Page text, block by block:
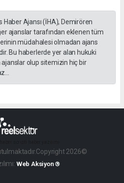
Haber Ajansı (İHA), Demirören
ajanslar tarafından eklenen tüm
müdahalesi olmadan ajans
Bu haberlerde yer alan hukuki
olup sitemizin hiç bir
2026©
Web Aksiyon ®